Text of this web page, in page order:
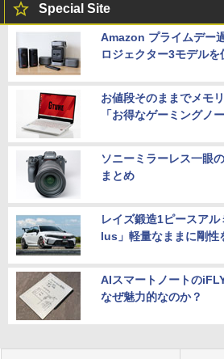
Special Site
Amazon プライムデー
ロジェクター3モデルを
お値段そのままでメモ
「お得なゲーミングノー
ソニーミラーレス一眼
まとめ
レイズ鍛造1ピースア
lus」軽量なままに剛性
AIスマートノートの
なぜ魅力的なのか？